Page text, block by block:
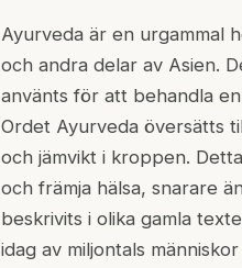
Ayurveda är en urgammal
och andra delar av Asien.
använts för att behandla
Ordet Ayurveda översätts
och jämvikt i kroppen.
och främja hälsa, snarare
beskrivits i olika gamla
idag av miljontals